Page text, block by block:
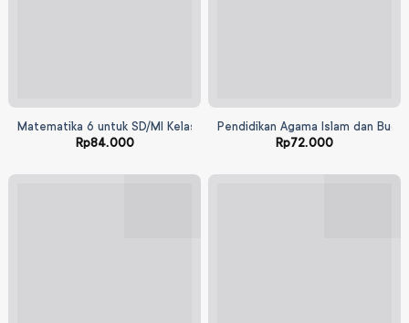
Matematika 6 untuk SD/MI Kelas VI
Rp84.000
Pendidikan Agama Islam dan Budi
Rp72.000